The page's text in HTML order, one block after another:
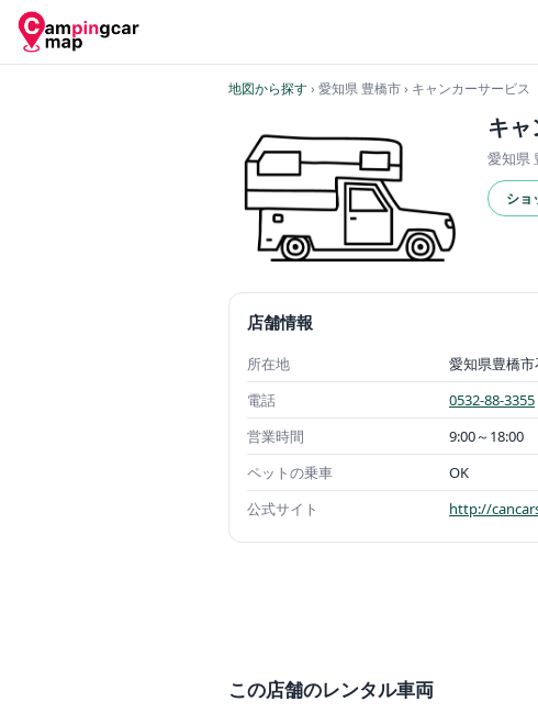
地図から探す› 愛知県 豊橋市› キャンカーサービス
キ
愛知県
ショ
店舗情報
所在地
愛知県豊橋
電話
0532-88-3355
営業時間
9:00～18:00
ペットの乗車
OK
公式サイト
http://
この店舗のレンタル車両